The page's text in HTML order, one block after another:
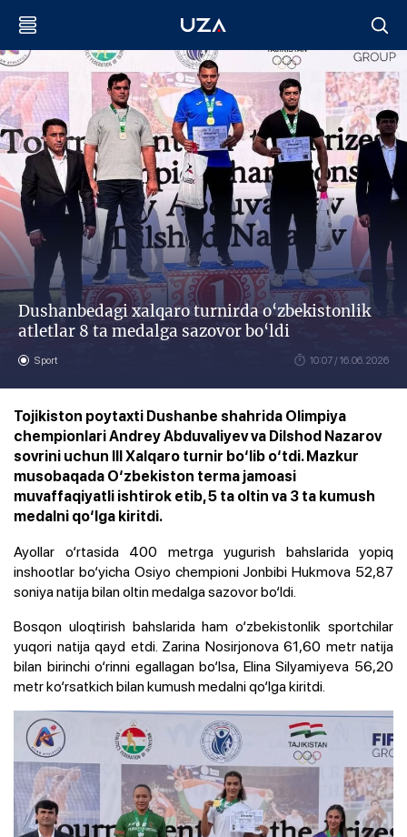
Dushanbedagi xalqaro turnirda o‘zbekistonlik
atletlar 8 ta medalga sazovor bo‘ldi
Sport 10:07 / 16.06.2026
Tojikiston poytaxti Dushanbe shahrida Olimpiya
chempionlari Andrey Abduvaliyev va Dilshod Nazarov
sovrini uchun III Xalqaro turnir bo‘lib o‘tdi. Mazkur
musobaqada O‘zbekiston terma jamoasi
muvaffaqiyatli ishtirok etib, 5 ta oltin va 3 ta kumush
medalni qo‘lga kiritdi.
Ayollar o‘rtasida 400 metrga yugurish bahslarida yopiq
inshootlar bo‘yicha Osiyo chempioni Jonbibi Hukmova 52,87
soniya natija bilan oltin medalga sazovor bo‘ldi.
Bosqon uloqtirish bahslarida ham o‘zbekistonlik sportchilar
yuqori natija qayd etdi. Zarina Nosirjonova 61,60 metr natija
bilan birinchi o‘rinni egallagan bo‘lsa, Elina Silyamiyeva 56,20
metr ko‘rsatkich bilan kumush medalni qo‘lga kiritdi.